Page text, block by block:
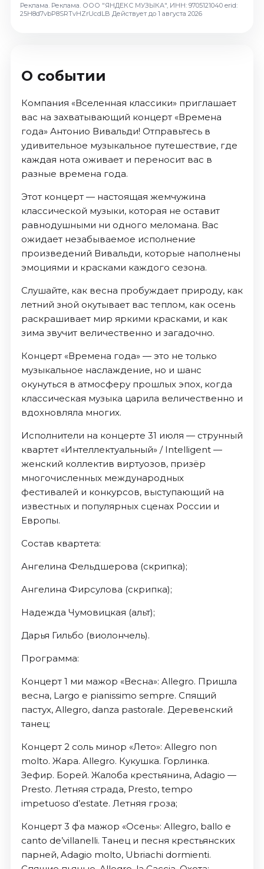
Декабрь 2026
Реклама. Реклама. ООО "ЯНДЕКС МУЗЫКА", ИНН: 9705121040 erid:
25H8d7vbP8SRTvHZrUcdLB Действует до 1 августа 2026
О событии
Компания «Вселенная классики» приглашает
вас на захватывающий концерт «Времена
года» Антонио Вивальди! Отправьтесь в
удивительное музыкальное путешествие, где
каждая нота оживает и переносит вас в
разные времена года.
Этот концерт — настоящая жемчужина
классической музыки, которая не оставит
равнодушными ни одного меломана. Вас
ожидает незабываемое исполнение
произведений Вивальди, которые наполнены
эмоциями и красками каждого сезона.
Слушайте, как весна пробуждает природу, как
летний зной окутывает вас теплом, как осень
раскрашивает мир яркими красками, и как
зима звучит величественно и загадочно.
Концерт «Времена года» — это не только
музыкальное наслаждение, но и шанс
окунуться в атмосферу прошлых эпох, когда
классическая музыка царила величественно и
вдохновляла многих.
Исполнители на концерте 31 июля — струнный
квартет «Интеллектуальный» / Intelligent —
женский коллектив виртуозов, призёр
многочисленных международных
фестивалей и конкурсов, выступающий на
известных и популярных сценах России и
Европы.
Состав квартета:
Ангелина Фельдшерова (скрипка);
Ангелина Фирсулова (скрипка);
Надежда Чумовицкая (альт);
Дарья Гильбо (виолончель).
Программа:
Концерт 1 ми мажор «Весна»: Allegro. Пришла
весна, Largo e pianissimo sempre. Спящий
пастух, Allegro, danza pastorale. Деревенский
танец;
Концерт 2 соль минор «Лето»: Allegro non
molto. Жара. Allegro. Кукушка. Горлинка.
Зефир. Борей. Жалоба крестьянина, Adagio —
Presto. Летняя страда, Presto, tempo
impetuoso d’estate. Летняя гроза;
Концерт 3 фа мажор «Осень»: Allegro, ballo e
canto de’villanelli. Танец и песня крестьянских
парней, Adagio molto, Ubriachi dormienti.